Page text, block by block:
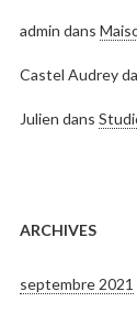
admin dans
Castel Audrey
Julien dans
ARCHIVES
septembre 2021